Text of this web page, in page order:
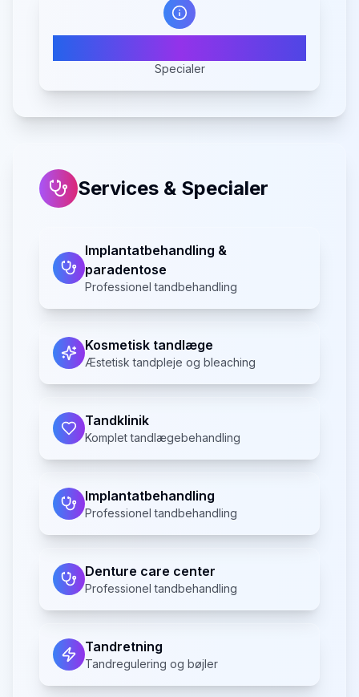
Specialer
Services & Specialer
Implantatbehandling &
paradentose
Professionel tandbehandling
Kosmetisk tandlæge
Æstetisk tandpleje og bleaching
Tandklinik
Komplet tandlægebehandling
Implantatbehandling
Professionel tandbehandling
Denture care center
Professionel tandbehandling
Tandretning
Tandregulering og bøjler